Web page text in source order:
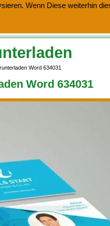
Wenn Diese weiterhin
Word 634031
Word 634031